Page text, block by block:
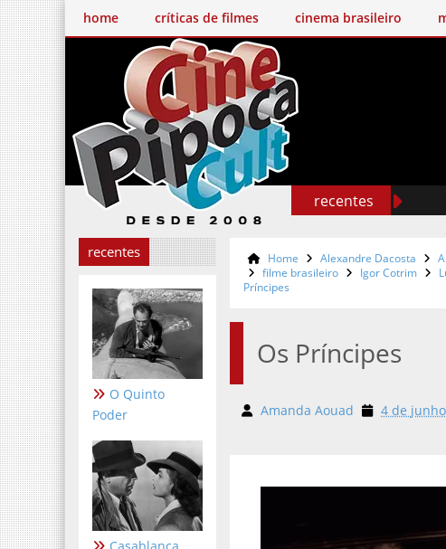
home críticas de filmes cinema brasileiro
recentes
recentes
O Quinto
Poder
Home Alexandre Dacosta
filme brasileiro
Igor Cotrim
Príncipes
Os Príncipes
Amanda Aouad 4 de